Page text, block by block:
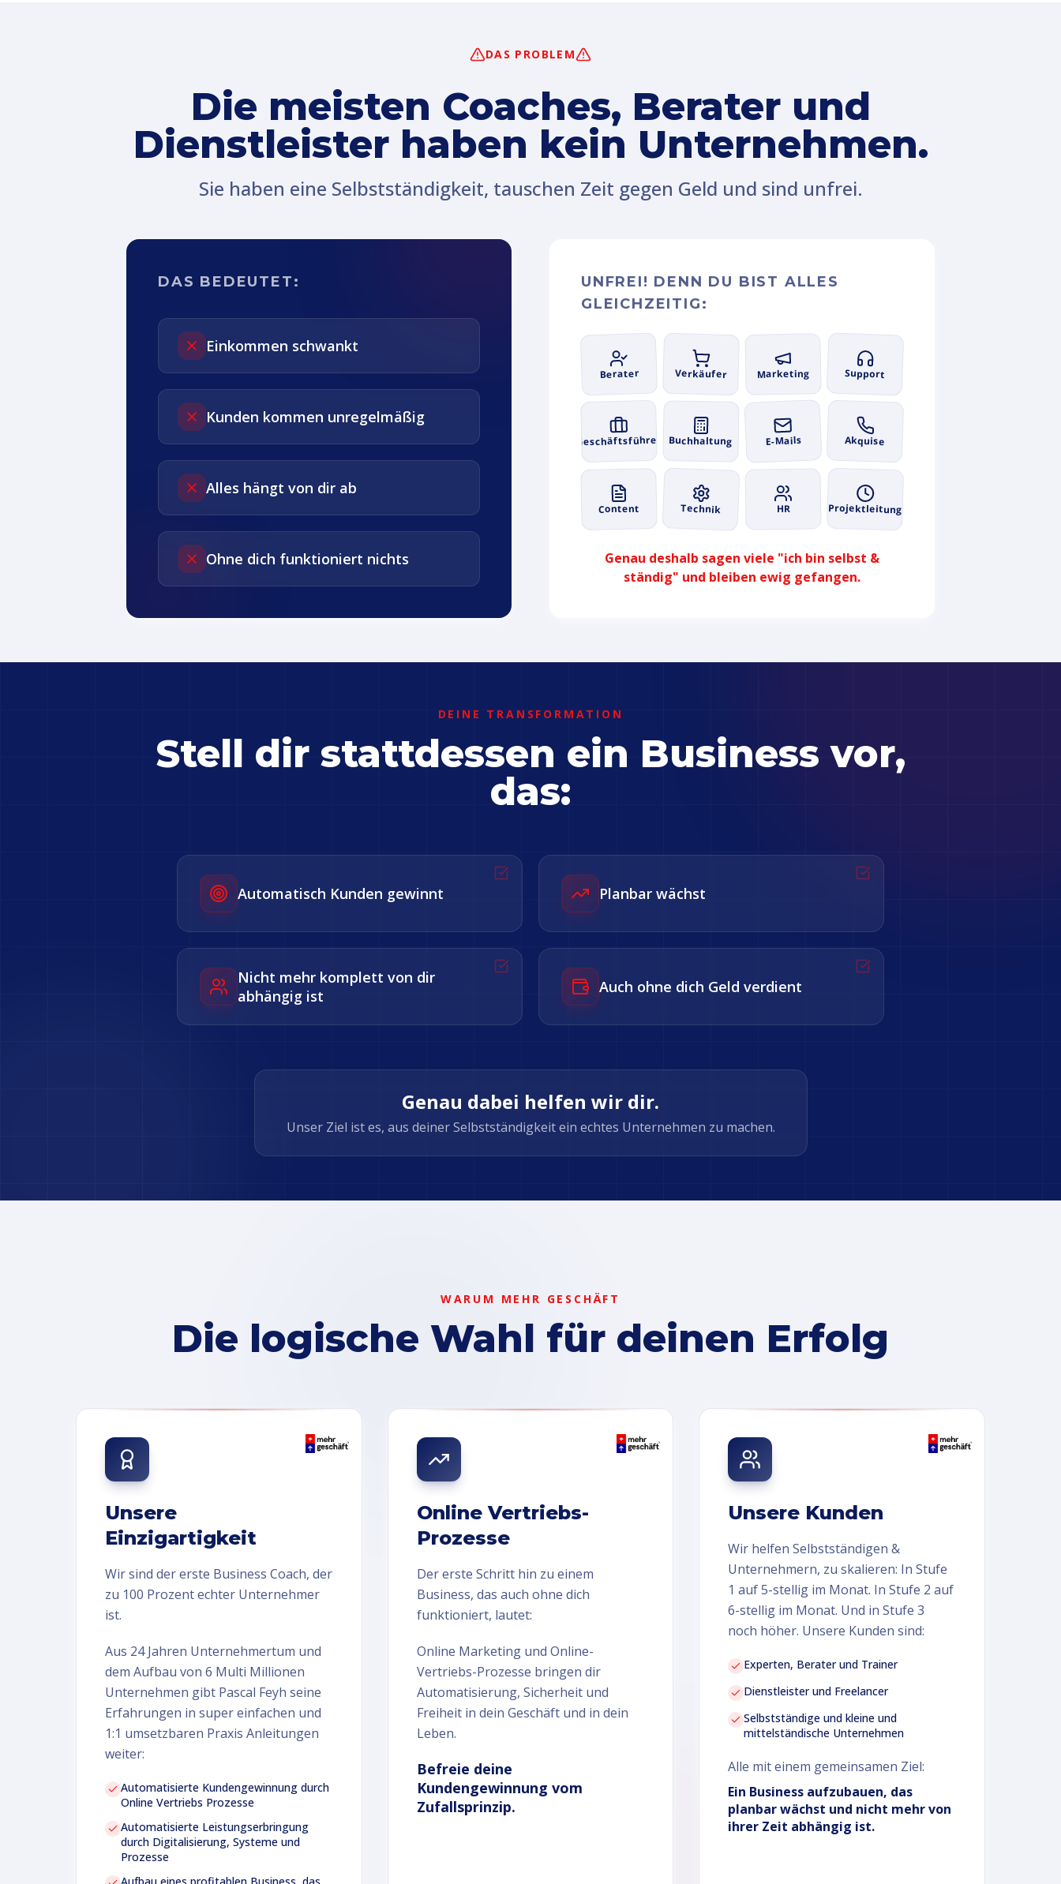
DAS PROBLEM
Die meisten Coaches, Berater und
Dienstleister haben kein Unternehmen.
Sie haben eine Selbstständigkeit, tauschen Zeit gegen Geld und sind unfrei.
DAS BEDEUTET:
Einkommen schwankt
Kunden kommen unregelmäßig
Alles hängt von dir ab
Ohne dich funktioniert nichts
UNFREI! DENN DU BIST ALLES
GLEICHZEITIG:
Berater Verkäufer Marketing Support
Geschäftsführer Buchhaltung E-Mails Akquise
Content Technik HR Projektleitung
Genau deshalb sagen viele "ich bin selbst &
ständig" und bleiben ewig gefangen.
DEINE TRANSFORMATION
Stell dir stattdessen ein Business vor,
das:
Automatisch Kunden gewinnt Planbar wächst
Nicht mehr komplett von dir
abhängig ist
Auch ohne dich Geld verdient
Genau dabei helfen wir dir.
Unser Ziel ist es, aus deiner Selbstständigkeit ein echtes Unternehmen zu machen.
WARUM MEHR GESCHÄFT
Die logische Wahl für deinen Erfolg
Unsere
Einzigartigkeit
Wir sind der erste Business Coach, der
zu 100 Prozent echter Unternehmer
ist.
Aus 24 Jahren Unternehmertum und
dem Aufbau von 6 Multi Millionen
Unternehmen gibt Pascal Feyh seine
Erfahrungen in super einfachen und
1:1 umsetzbaren Praxis Anleitungen
weiter:
Automatisierte Kundengewinnung durch
Online Vertriebs Prozesse
Automatisierte Leistungserbringung
durch Digitalisierung, Systeme und
Prozesse
Online Vertriebs-
Prozesse
Der erste Schritt hin zu einem
Business, das auch ohne dich
funktioniert, lautet:
Online Marketing und Online-
Vertriebs-Prozesse bringen dir
Automatisierung, Sicherheit und
Freiheit in dein Geschäft und in dein
Leben.
Befreie deine
Kundengewinnung vom
Zufallsprinzip.
Unsere Kunden
Wir helfen Selbstständigen &
Unternehmern, zu skalieren: In Stufe
1 auf 5-stellig im Monat. In Stufe 2 auf
6-stellig im Monat. Und in Stufe 3
noch höher. Unsere Kunden sind:
Experten, Berater und Trainer
Dienstleister und Freelancer
Selbstständige und kleine und
mittelständische Unternehmen
Alle mit einem gemeinsamen Ziel:
Ein Business aufzubauen, das
planbar wächst und nicht mehr von
ihrer Zeit abhängig ist.